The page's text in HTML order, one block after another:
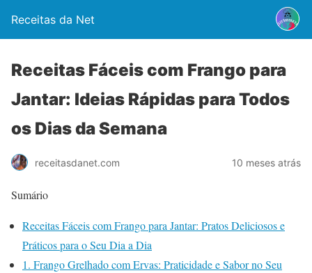
Receitas da Net
Receitas Fáceis com Frango para
Jantar: Ideias Rápidas para Todos
os Dias da Semana
receitasdanet.com 10 meses atrás
Sumário
Receitas Fáceis com Frango para Jantar: Pratos Deliciosos e
Práticos para o Seu Dia a Dia
1. Frango Grelhado com Ervas: Praticidade e Sabor no Seu